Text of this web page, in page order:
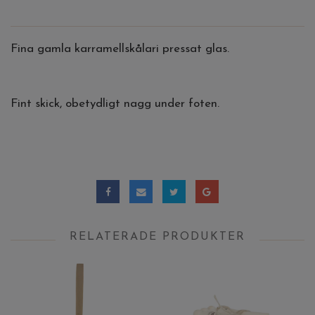
Fina gamla karramellskålari pressat glas.
Fint skick, obetydligt nagg under foten.
RELATERADE PRODUKTER